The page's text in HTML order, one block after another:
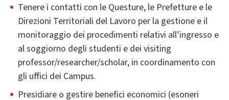
Tenere i contatti con le Questure, le Prefetture e le
Direzioni Territoriali del Lavoro per la gestione e il
monitoraggio dei procedimenti relativi all’ingresso e
al soggiorno degli studenti e dei visiting
professor/researcher/scholar, in coordinamento con
gli uffici dei Campus.
Presidiare o gestire benefici economici (esoneri